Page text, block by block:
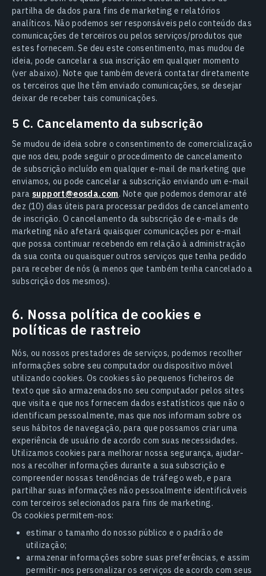
partilha de dados para fins de marketing e relatórios
analíticos. Não podemos ser responsáveis pelo conteúdo das
comunicações de terceiros ou pelos serviços/produtos que
estes fornecem. Se deu este consentimento, mas mudou de
ideia, pode cancelar a sua inscrição em qualquer momento
(ver abaixo). Note que também deverá contatar diretamente
os terceiros que lhe têm enviado comunicações, se desejar
deixar de receber tais comunicações.
5 C. Cancelamento da subscrição
Se mudou de ideia sobre o consentimento de comercialização
que nos deu, pode seguir o procedimento de cancelamento
de subscrição incluído em qualquer e-mail de marketing que
enviamos, ou pode cancelar a subscrição enviando um e-mail
para support@eosda.com. Note que podemos demorar até
dez (10) dias úteis para processar pedidos de cancelamento
de inscrição. O cancelamento da subscrição de e-mails de
marketing não afetará quaisquer comunicações por e-mail
que possa continuar recebendo em relação à administração
da sua conta ou quaisquer outros serviços que tenha pedido
para receber de nós (a menos que também tenha cancelado a
subscrição dos mesmos).
6. Nossa política de cookies e
políticas de rastreio
Nós, ou nossos prestadores de serviços, podemos recolher
informações sobre seu computador ou dispositivo móvel
utilizando cookies. Os cookies são pequenos ficheiros de
texto que são armazenados no seu computador pelos sites
que visita e que nos fornecem dados estatísticos que não o
identificam pessoalmente, mas que nos informam sobre os
seus hábitos de navegação, para que possamos criar uma
experiência de usuário de acordo com suas necessidades.
Utilizamos cookies para melhorar nossa segurança, ajudar-
nos a recolher informações durante a sua subscrição e
compreender nossas tendências de tráfego web, e para
partilhar suas informações não pessoalmente identificáveis
com terceiros selecionados para fins de marketing.
Os cookies permitem-nos:
estimar o tamanho do nosso público e o padrão de
utilização;
armazenar informações sobre suas preferências, e assim
permitir-nos personalizar os serviços de acordo com seus